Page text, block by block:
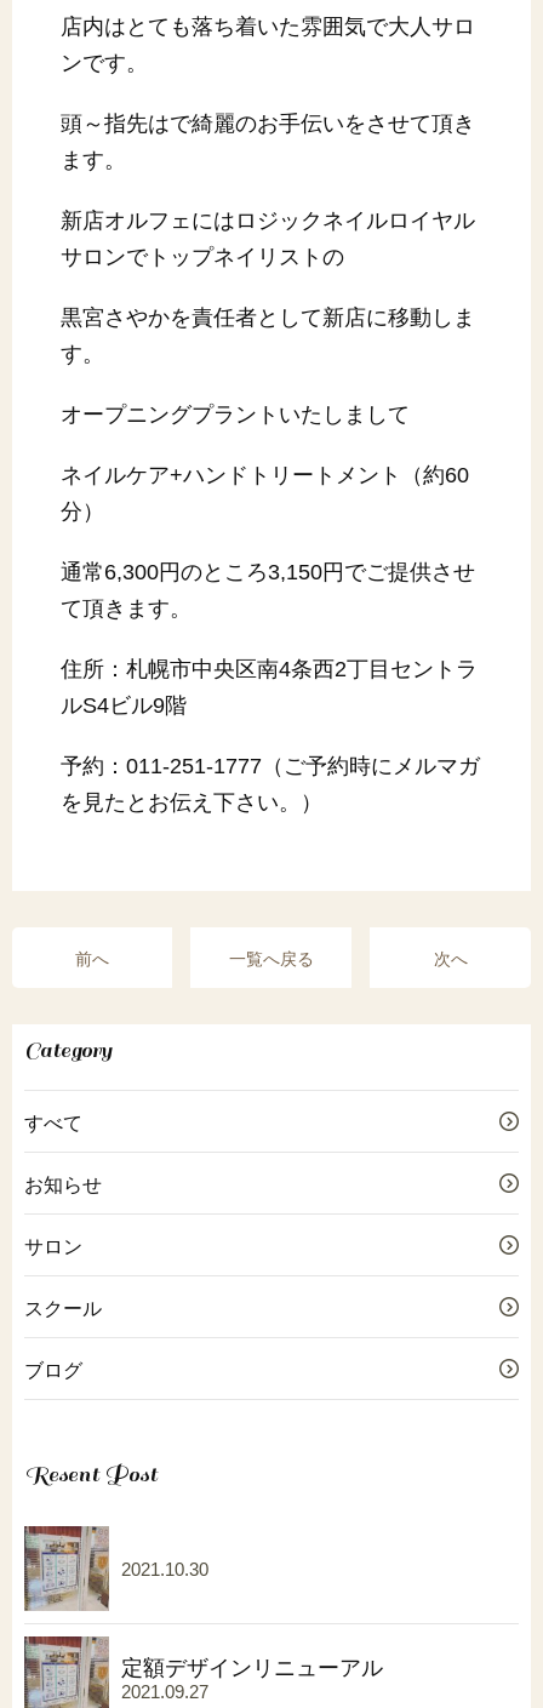
店内はとても落ち着いた雰囲気で大人サロ
ンです。
頭～指先はで綺麗のお手伝いをさせて頂き
ます。
新店オルフェにはロジックネイルロイヤル
サロンでトップネイリストの
黒宮さやかを責任者として新店に移動しま
す。
オープニングプラントいたしまして
ネイルケア+ハンドトリートメント（約60
分）
通常6,300円のところ3,150円でご提供させ
て頂きます。
住所：札幌市中央区南4条西2丁目セントラ
ルS4ビル9階
予約：011-251-1777（ご予約時にメルマガ
を見たとお伝え下さい。）
前へ 一覧へ戻る 次へ
Category
すべて
お知らせ
サロン
スクール
ブログ
Resent Post
2021.10.30
定額デザインリニューアル
2021.09.27